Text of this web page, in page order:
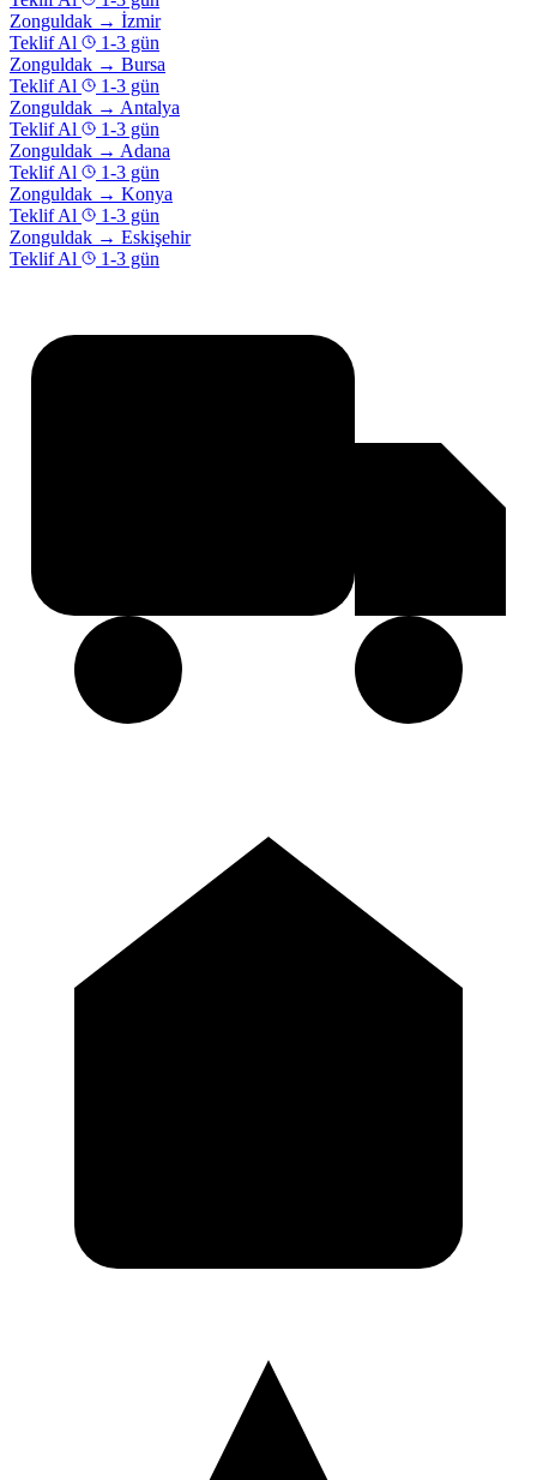
Zonguldak → İzmir
Teklif Al
1-3 gün
Zonguldak → Bursa
Teklif Al
1-3 gün
Zonguldak → Antalya
Teklif Al
1-3 gün
Zonguldak → Adana
Teklif Al
1-3 gün
Zonguldak → Konya
Teklif Al
1-3 gün
Zonguldak → Eskişehir
Teklif Al
1-3 gün